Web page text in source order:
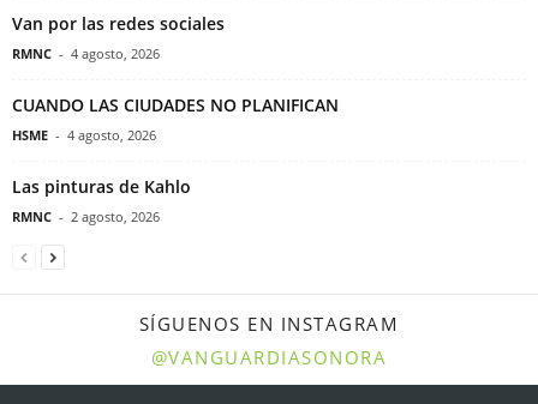
Van por las redes sociales
RMNC - 4 agosto, 2026
CUANDO LAS CIUDADES NO PLANIFICAN
HSME - 4 agosto, 2026
Las pinturas de Kahlo
RMNC - 2 agosto, 2026
SÍGUENOS EN INSTAGRAM
@VANGUARDIASONORA